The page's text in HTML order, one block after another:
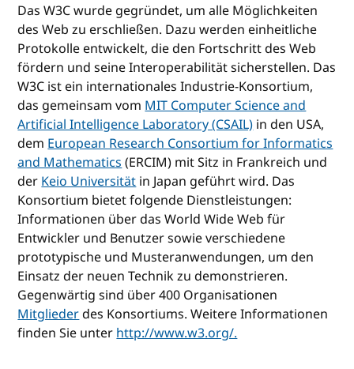
Das W3C wurde gegründet, um alle Möglichkeiten
des Web zu erschließen. Dazu werden einheitliche
Protokolle entwickelt, die den Fortschritt des Web
fördern und seine Interoperabilität sicherstellen. Das
W3C ist ein internationales Industrie-Konsortium,
das gemeinsam vomMIT Computer Science and
Artificial Intelligence Laboratory (CSAIL)in den USA,
demEuropean Research Consortium for Informatics
and Mathematics(ERCIM) mit Sitz in Frankreich und
derKeio Universitätin Japan geführt wird. Das
Konsortium bietet folgende Dienstleistungen:
Informationen über das World Wide Web für
Entwickler und Benutzer sowie verschiedene
prototypische und Musteranwendungen, um den
Einsatz der neuen Technik zu demonstrieren.
Gegenwärtig sind über 400 Organisationen
Mitgliederdes Konsortiums. Weitere Informationen
finden Sie unterhttp://www.w3.org/.